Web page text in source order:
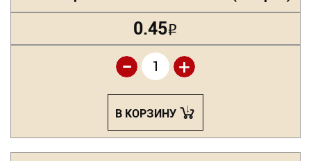
0.45Р
+
-
В КОРЗИНУ